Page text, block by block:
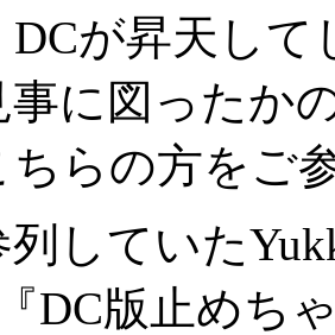
DCが昇天し
事に図ったか
ちらの方をご
列していた
DC版止めち